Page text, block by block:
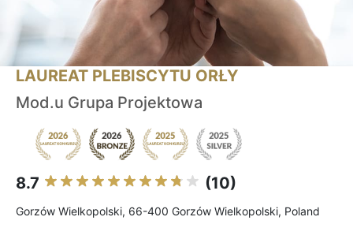
LAUREAT PLEBISCYTU ORŁY
Mod.u Grupa Projektowa
8.7 (10)
Gorzów Wielkopolski, 66-400 Gorzów Wielkopolski, Poland